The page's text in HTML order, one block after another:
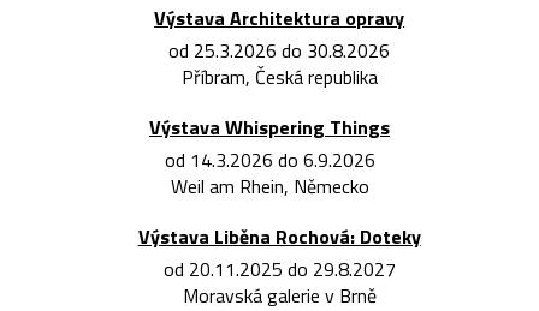
Výstava Architektura opravy
od 25.3.2026 do 30.8.2026
Příbram, Česká republika
Výstava Whispering Things
od 14.3.2026 do 6.9.2026
Weil am Rhein, Německo
Výstava Liběna Rochová: Doteky
od 20.11.2025 do 29.8.2027
Moravská galerie v Brně